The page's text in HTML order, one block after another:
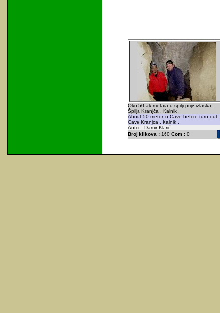
Oko 50-ak metara u špilji prije izlaska .
Špilja Kranjča . Kalnik .
About 50 meter in Cave before turn-out .
Cave Kranjca . Kalnik .
Autor : Damir Klarić
Broj klikova :160 Com :0